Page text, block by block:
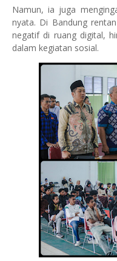
Namun, ia juga
nyata. Di Bandung
negatif di ruang digital,
dalam kegiatan sosial.